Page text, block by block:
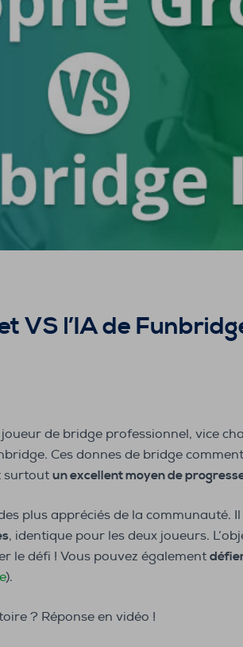
VS l’IA de
de bridge professionnel, vice
Ces donnes de bridge
surtoutun excellent moyen de
plus appréciés de la communauté.
, identique pour les deux joueurs.
le défi ! Vous pouvez également
).
? Réponse en vidéo !